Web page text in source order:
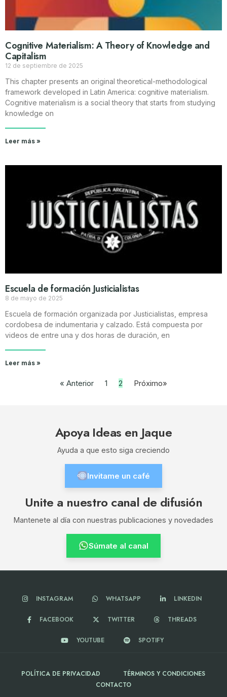
Cognitive Materialism: A Theory of Knowledge and
Capitalism
12 de septiembre de 2025
This chapter presents an original theoretical-methodological
framework developed in Latin America: cognitive materialism.
Cognitive materialism is a social theory that starts from studying
knowledge on
Leer más »
Escuela de formación Justicialistas
8 de mayo de 2025
Escuela de formación organizada por Justicialistas, empresa
cordobesa de indumentaria y calzado. Está compuesta por
videos de entre una y dos horas de duración, en
Leer más »
« Anterior 1 2 Próximo»
Apoya Ideas en Jaque
Ayuda a que esto siga creciendo
Invitame un café
Unite a nuestro canal de difusión
Mantenete al día con nuestras publicaciones y novedades
Súmate al canal
INSTAGRAM WHATSAPP LINKEDIN
FACEBOOK TWITTER THREADS
YOUTUBE SPOTIFY
POLÍTICA DE PRIVACIDAD
TÉRMINOS Y CONDICIONES
CONTACTO